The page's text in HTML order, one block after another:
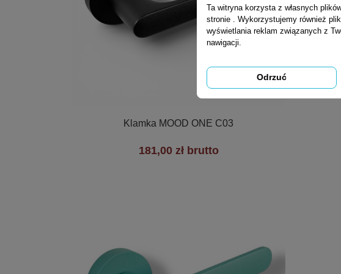
Szybki podgląd
Klamka MOOD ONE C03
181,00 zł brutto
Ta witryna korzysta z własnych
stronie . Wykorzystujemy również
wyświetlania reklam związanych z
nawigacji.
Odrzuć